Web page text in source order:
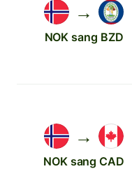
→
NOK sang BZD
→
NOK sang CAD